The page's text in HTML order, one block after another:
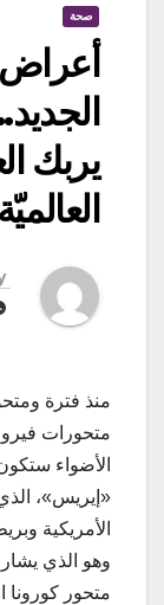
صحة
يربك
منذ فترة
متحورات
الأضواء
«إيريس»، الذي
الأمريكية
متحور كورونا